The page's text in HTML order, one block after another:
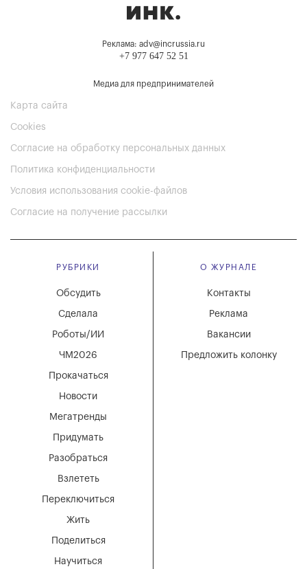
Реклама: adv@incrussia.ru
+7 977 647 52 51
Медиа для предпринимателей
Карта сайта
Cookies
Согласие на обработку персональных данных
Политика конфиденциальности
Условия использования cookie-файлов
Согласие на получение рассылки
РУБРИКИ
Мегатренды
Придумать
Разобраться
Взлететь
Новости
Переключиться
Жить
Поделиться
Научиться
Обсудить
Сделала
Роботы/ИИ
ЧМ2026
Прокачаться
О ЖУРНАЛЕ
Вакансии
Реклама
Контакты
Предложить колонку